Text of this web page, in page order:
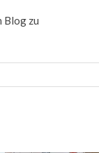
Blog zu